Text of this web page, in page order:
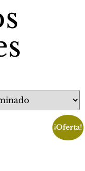
¡Oferta!